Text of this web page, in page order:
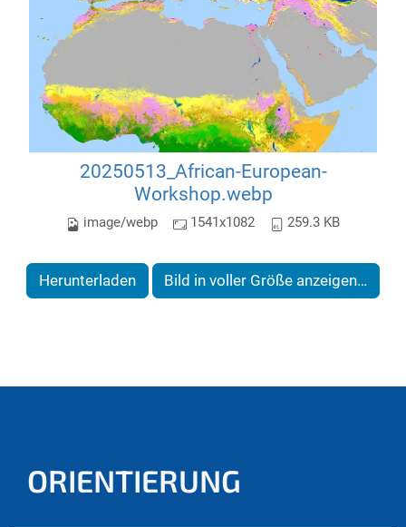
20250513_African-European-
Workshop.webp
image/webp 1541x1082 259.3 KB
Herunterladen Bild in voller Größe anzeigen…
ORIENTIERUNG